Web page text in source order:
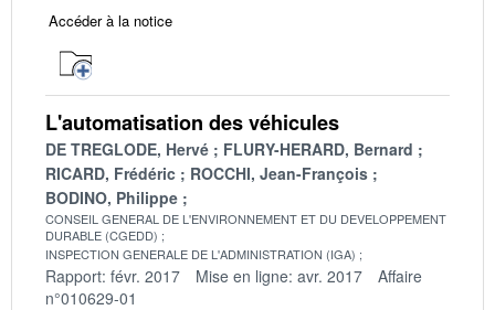
Accéder à la notice
L'automatisation des véhicules
DE TREGLODE, Hervé
FLURY-HERARD, Bernard
RICARD, Frédéric
ROCCHI, Jean-François
BODINO, Philippe
CONSEIL GENERAL DE L'ENVIRONNEMENT ET DU DEVELOPPEMENT
DURABLE (CGEDD)
INSPECTION GENERALE DE L'ADMINISTRATION (IGA)
Rapport: févr. 2017 Mise en ligne: avr. 2017
Affaire
n°010629-01